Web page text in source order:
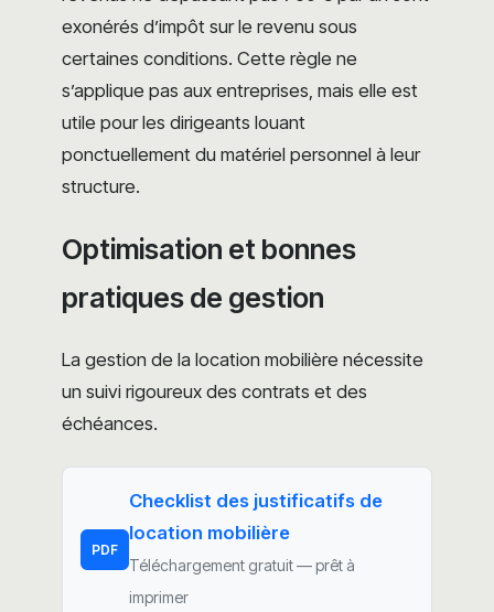
exonérés d’impôt sur le revenu sous
certaines conditions. Cette règle ne
s’applique pas aux entreprises, mais elle est
utile pour les dirigeants louant
ponctuellement du matériel personnel à leur
structure.
Optimisation et bonnes
pratiques de gestion
La gestion de la location mobilière nécessite
un suivi rigoureux des contrats et des
échéances.
PDF
Checklist des justificatifs de
location mobilière
Téléchargement gratuit — prêt à
imprimer